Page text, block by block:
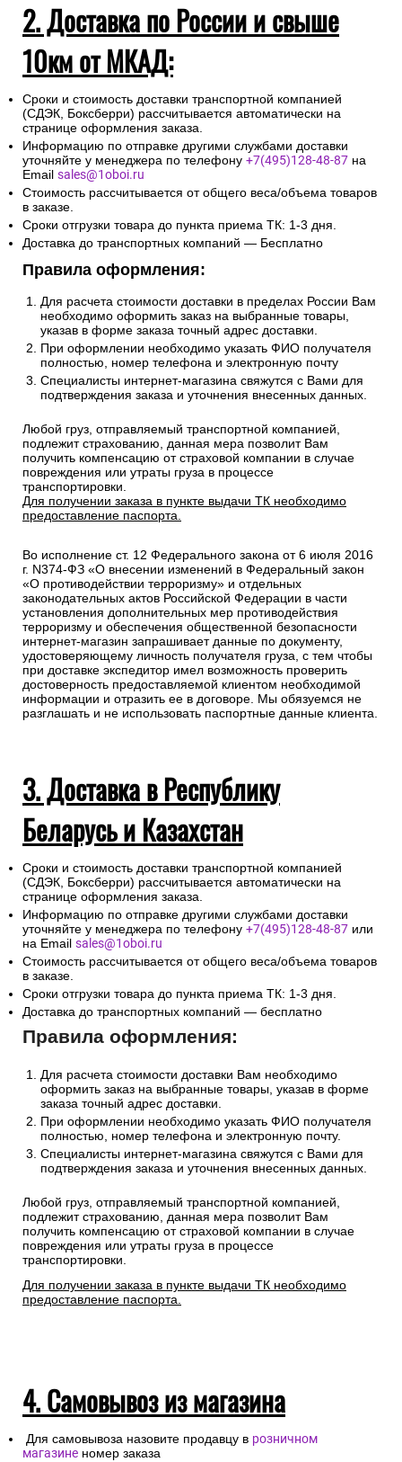
2. Доставка по России и свыше
10км от МКАД:
Сроки и стоимость доставки транспортной компанией
(СДЭК, Боксберри) рассчитывается автоматически на
странице оформления заказа.
Информацию по отправке другими службами доставки
уточняйте у менеджера по телефону +7(495)128-48-87 на
Email sales@1oboi.ru
Стоимость рассчитывается от общего веса/объема товаров
в заказе.
Сроки отгрузки товара до пункта приема ТК: 1-3 дня.
Доставка до транспортных компаний — Бесплатно
Правила оформления:
Для расчета стоимости доставки в пределах России Вам
необходимо оформить заказ на выбранные товары,
указав в форме заказа точный адрес доставки.
При оформлении необходимо указать ФИО получателя
полностью, номер телефона и электронную почту
Специалисты интернет-магазина свяжутся с Вами для
подтверждения заказа и уточнения внесенных данных.
Любой груз, отправляемый транспортной компанией,
подлежит страхованию, данная мера позволит Вам
получить компенсацию от страховой компании в случае
повреждения или утраты груза в процессе
транспортировки.
Для получении заказа в пункте выдачи ТК необходимо
предоставление паспорта.
Во исполнение ст. 12 Федерального закона от 6 июля 2016
г. N374-ФЗ «О внесении изменений в Федеральный закон
«О противодействии терроризму» и отдельных
законодательных актов Российской Федерации в части
установления дополнительных мер противодействия
терроризму и обеспечения общественной безопасности
интернет-магазин запрашивает данные по документу,
удостоверяющему личность получателя груза, с тем чтобы
при доставке экспедитор имел возможность проверить
достоверность предоставляемой клиентом необходимой
информации и отразить ее в договоре. Мы обязуемся не
разглашать и не использовать паспортные данные клиента.
3. Доставка в Республику
Беларусь и Казахстан
Сроки и стоимость доставки транспортной компанией
(СДЭК, Боксберри) рассчитывается автоматически на
странице оформления заказа.
Информацию по отправке другими службами доставки
уточняйте у менеджера по телефону +7(495)128-48-87 или
на Email sales@1oboi.ru
Стоимость рассчитывается от общего веса/объема товаров
в заказе.
Сроки отгрузки товара до пункта приема ТК: 1-3 дня.
Доставка до транспортных компаний — бесплатно
Правила оформления:
Для расчета стоимости доставки Вам необходимо
оформить заказ на выбранные товары, указав в форме
заказа точный адрес доставки.
При оформлении необходимо указать ФИО получателя
полностью, номер телефона и электронную почту.
Специалисты интернет-магазина свяжутся с Вами для
подтверждения заказа и уточнения внесенных данных.
Любой груз, отправляемый транспортной компанией,
подлежит страхованию, данная мера позволит Вам
получить компенсацию от страховой компании в случае
повреждения или утраты груза в процессе
транспортировки.
Для получении заказа в пункте выдачи ТК необходимо
предоставление паспорта.
4. Самовывоз из магазина
Для самовывоза назовите продавцу в розничном
магазине номер заказа